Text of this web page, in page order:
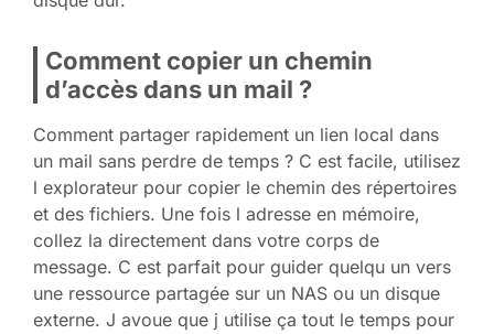
Comment copier un chemin
d’accès dans un mail ?
Comment partager rapidement un lien local dans
un mail sans perdre de temps ? C est facile, utilisez
l explorateur pour copier le chemin des répertoires
et des fichiers. Une fois l adresse en mémoire,
collez la directement dans votre corps de
message. C est parfait pour guider quelqu un vers
une ressource partagée sur un NAS ou un disque
externe. J avoue que j utilise ça tout le temps pour